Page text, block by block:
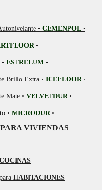
• CEMENPOL •
•
ESTRELUM •
Brillo Extra • ICEFLOOR •
Mate • VELVETDUR •
• MICRODUR •
VIVIENDAS
COCINAS
HABITACIONES